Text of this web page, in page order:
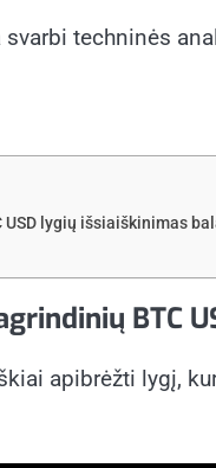
techninės
lygių išsiaiškinimas
BTC
apibrėžti lygį,